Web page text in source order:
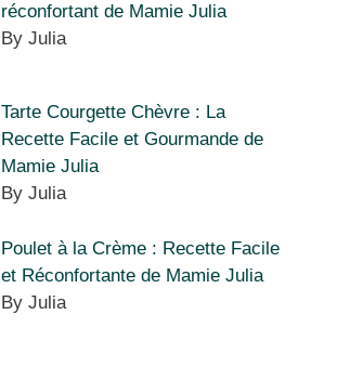
réconfortant de Mamie Julia
By Julia
Tarte Courgette Chèvre : La
Recette Facile et Gourmande de
Mamie Julia
By Julia
Poulet à la Crème : Recette Facile
et Réconfortante de Mamie Julia
By Julia